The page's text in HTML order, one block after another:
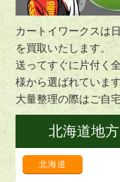
カートイワークスは
を買取いたします。
送ってすぐに片付く
様から選ばれていま
大量整理の際はご自
北海道地方
北海道